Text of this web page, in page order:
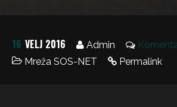
16 VELJ 2016 Admin
Mreža SOS-NET
Permalink